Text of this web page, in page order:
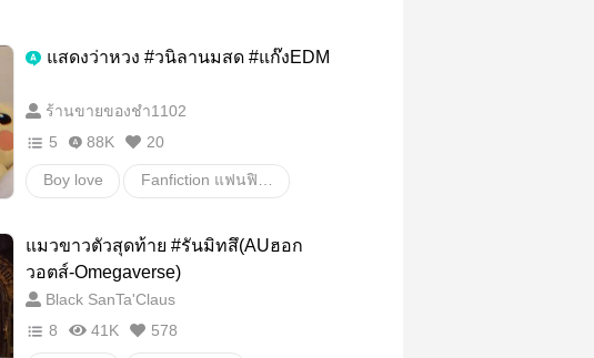
แสดงว่าหวง #วนิลานมสด #แก๊งEDM
ร้านขายของชำ1102
5
88K 20
Boy love Fanfiction แฟนฟิคชั่น
วนิลานมสด วายสเตชั่น
แมวขาวตัวสุดท้าย #รันมิทสึ(AUฮอก
วอตส์-Omegaverse)
Black SanTa'Claus
8
41K 578